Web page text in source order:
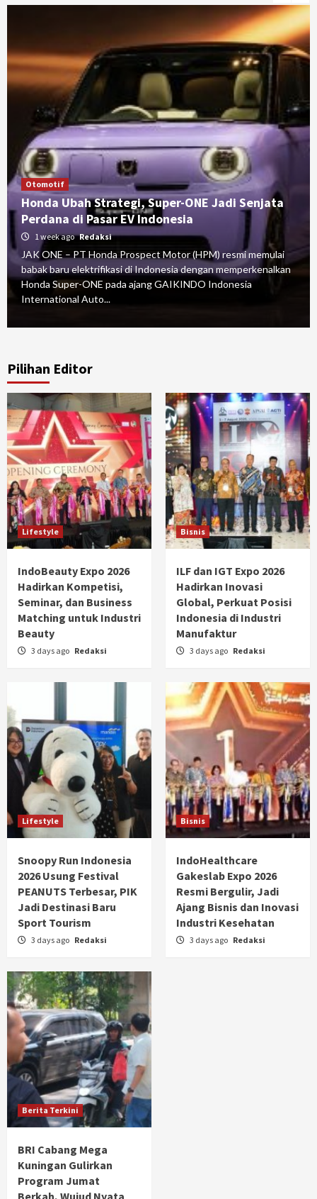
Otomotif
Honda Ubah Strategi, Super-ONE Jadi Senjata
Perdana di Pasar EV Indonesia
1 week ago Redaksi
JAK ONE – PT Honda Prospect Motor (HPM) resmi memulai
babak baru elektrifikasi di Indonesia dengan memperkenalkan
Honda Super-ONE pada ajang GAIKINDO Indonesia
International Auto...
Pilihan Editor
Lifestyle
IndoBeauty Expo 2026
Hadirkan Kompetisi,
Seminar, dan Business
Matching untuk Industri
Beauty
3 days ago Redaksi
Bisnis
ILF dan IGT Expo 2026
Hadirkan Inovasi
Global, Perkuat Posisi
Indonesia di Industri
Manufaktur
3 days ago Redaksi
Lifestyle
Snoopy Run Indonesia
2026 Usung Festival
PEANUTS Terbesar, PIK
Jadi Destinasi Baru
Sport Tourism
3 days ago Redaksi
Bisnis
IndoHealthcare
Gakeslab Expo 2026
Resmi Bergulir, Jadi
Ajang Bisnis dan Inovasi
Industri Kesehatan
3 days ago Redaksi
Berita Terkini
BRI Cabang Mega
Kuningan Gulirkan
Program Jumat